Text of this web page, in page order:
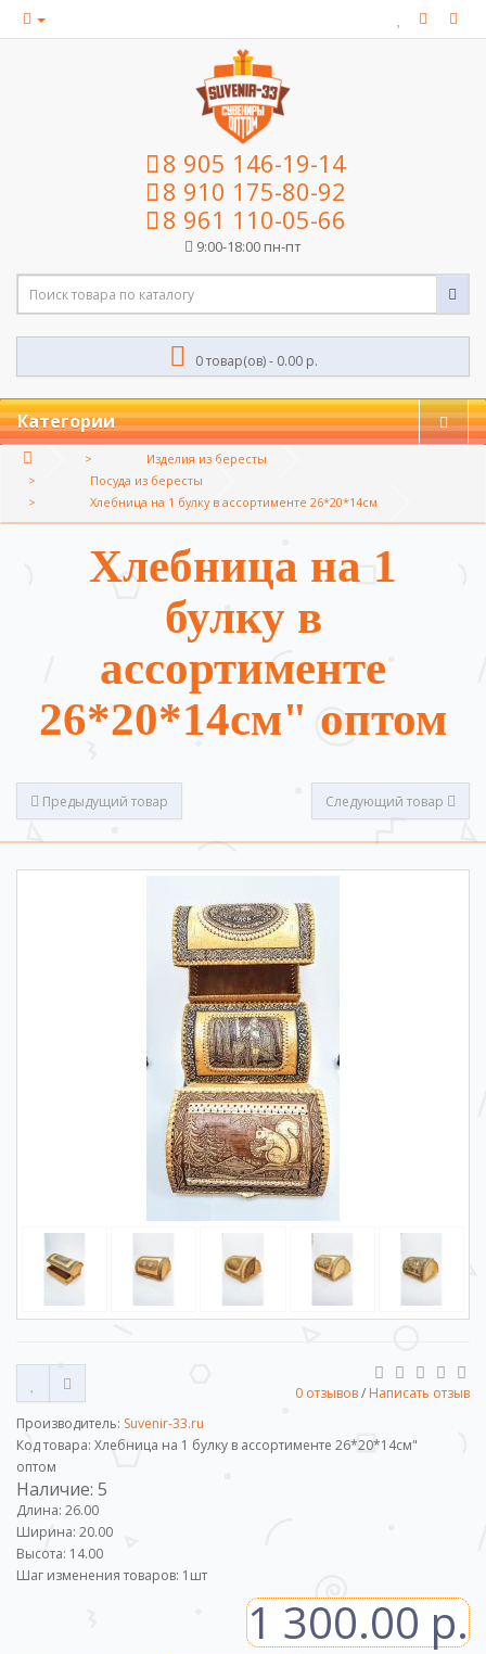
8 905 146-19-14
8 910 175-80-92
8 961 110-05-66
9:00-18:00 пн-пт
0 товар(ов) - 0.00 р.
Категории
Изделия из бересты
Посуда из бересты
Хлебница на 1 булку в ассортименте 26*20*14см
Хлебница на 1
булку в
ассортименте
26*20*14см" оптом
Предыдущий товар Следующий товар
0 отзывов/ Написать отзыв
Производитель: Suvenir-33.ru
Код товара: Хлебница на 1 булку в ассортименте 26*20*14см"
оптом
Наличие: 5
Длина: 26.00
Ширина: 20.00
Высота: 14.00
Шаг изменения товаров: 1 шт
1 300.00 р.